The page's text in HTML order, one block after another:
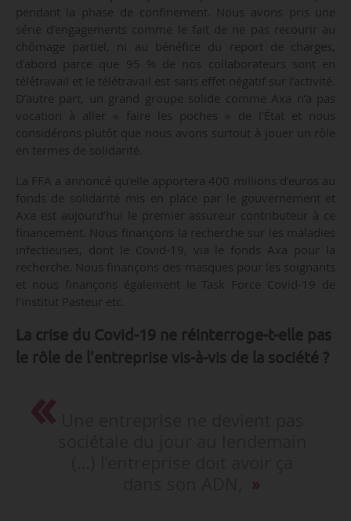
pendant la phase de confinement. Nous avons pris une
série d’engagements comme le fait de ne pas recourir au
chômage partiel, ni au bénéfice du report de charges,
d’abord parce que 95 % de nos collaborateurs sont en
télétravail et le télétravail est sans effet négatif sur l’activité.
D’autre part, un grand groupe solide comme Axa n’a pas
vocation à aller « faire les poches » de l’État et nous
considérons plutôt que nous avons surtout à jouer un rôle
en termes de solidarité.
La FFA a annoncé qu’elle apportera 400 millions d’euros au
fonds de solidarité mis en place par le gouvernement et
Axa est aujourd’hui le premier assureur contributeur à ce
financement. Nous finançons la recherche sur les maladies
infectieuses, dont le Covid-19, via le fonds Axa pour la
recherche. Nous finançons des masques pour les soignants
et nous finançons également le Task Force Covid-19 de
l’institut Pasteur etc.
La crise du Covid-19 ne réinterroge-t-elle pas
le rôle de l’entreprise vis-à-vis de la société ?